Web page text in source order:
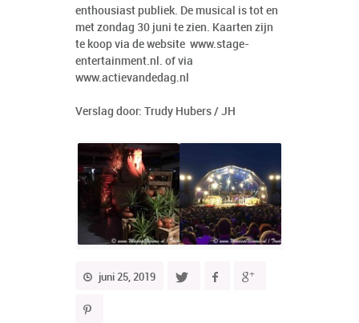
enthousiast publiek. De musical is tot en
met zondag 30 juni te zien. Kaarten zijn
te koop via de website www.stage-
entertainment.nl. of via
www.actievandedag.nl
Verslag door: Trudy Hubers / JH
juni 25, 2019